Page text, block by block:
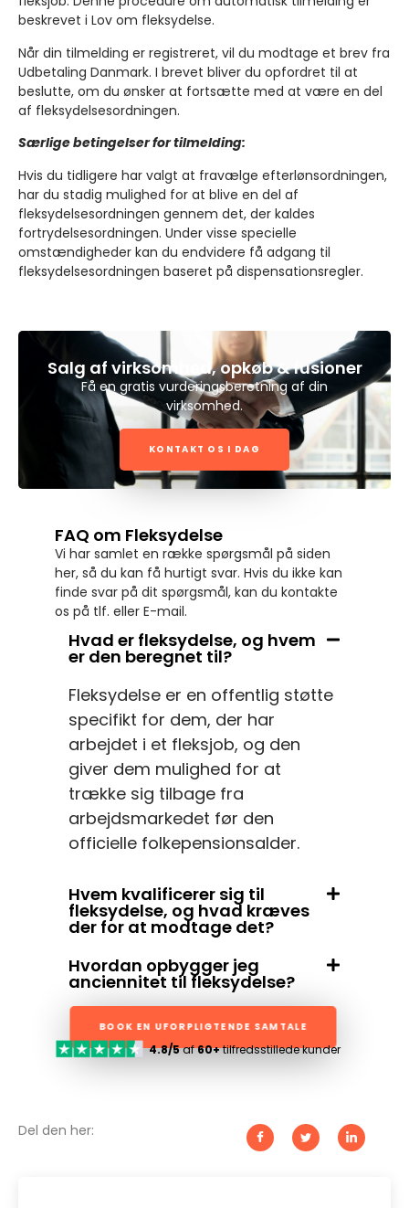
beskrevet i Lov om fleksydelse.
Når din tilmelding er registreret, vil du modtage et brev fra
Udbetaling Danmark. I brevet bliver du opfordret til at
beslutte, om du ønsker at fortsætte med at være en del
af fleksydelsesordningen.
Særlige betingelser for tilmelding:
Hvis du tidligere har valgt at fravælge efterlønsordningen,
har du stadig mulighed for at blive en del af
fleksydelsesordningen gennem det, der kaldes
fortrydelsesordningen. Under visse specielle
omstændigheder kan du endvidere få adgang til
fleksydelsesordningen baseret på dispensationsregler.
Salg af virksomhed, opkøb & fusioner
Få en gratis vurderingsberetning af din
virksomhed.
KONTAKT OS I DAG
FAQ om Fleksydelse
Vi har samlet en række spørgsmål på siden
her, så du kan få hurtigt svar. Hvis du ikke kan
finde svar på dit spørgsmål, kan du kontakte
os på tlf. eller E-mail.
Hvad er fleksydelse, og hvem
er den beregnet til?
Fleksydelse er en offentlig støtte
specifikt for dem, der har
arbejdet i et fleksjob, og den
giver dem mulighed for at
trække sig tilbage fra
arbejdsmarkedet før den
officielle folkepensionsalder.
Hvem kvalificerer sig til
fleksydelse, og hvad kræves
der for at modtage det?
Hvordan opbygger jeg
anciennitet til fleksydelse?
BOOK EN UFORPLIGTENDE SAMTALE
4.8/5af60+tilfredsstillede kunder
Del den her: